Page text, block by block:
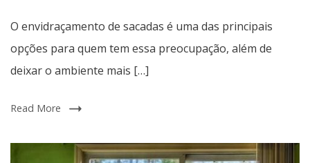
opções
quem
tem
preocupação,
O envidraçamento de sacadas é uma das principais
opções para quem tem essa preocupação, além de
deixar o ambiente mais […]
Read More